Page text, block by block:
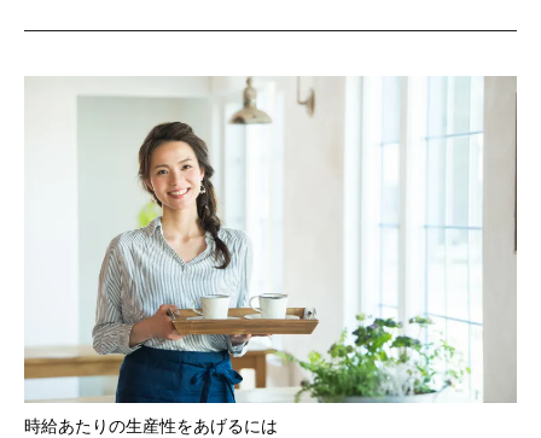
時給あたりの生産性をあげるには